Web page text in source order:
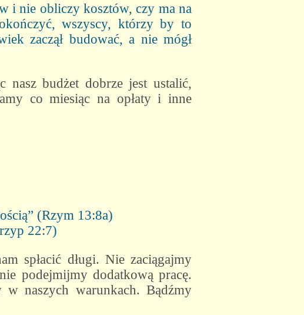
i nie obliczy kosztów, czy ma na
wszyscy, którzy by to
zaczął budować, a nie mógł
nasz budżet dobrze jest ustalić,
co miesiąc na opłaty i inne
(Rzym 13:8a)
22:7)
spłacić długi. Nie zaciągajmy
podejmijmy dodatkową pracę.
naszych warunkach. Bądźmy